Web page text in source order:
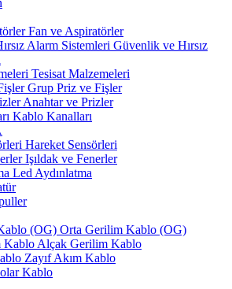
Fan ve Aspiratörler
Güvenlik ve Hırsız
Tesisat Malzemeleri
Grup Priz ve Fişler
Anahtar ve Prizler
Kablo Kanalları
Hareket Sensörleri
Işıldak ve Fenerler
Led Aydınlatma
Orta Gerilim Kablo (OG)
Alçak Gerilim Kablo
Zayıf Akım Kablo
Kablo